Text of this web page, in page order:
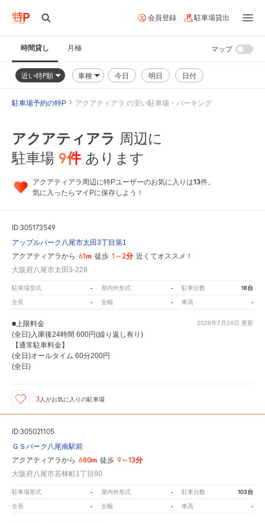
会員登録 駐車場貸出
時間貸し 月極
近い特P順 車種 今日 明日 日付
マップ
駐車場予約の特P アクアティアラ の安い駐車場・パーキング
アクアティアラ 周辺に
駐車場 9件 あります
アクアティアラ周辺に特Pユーザーのお気に入りは13件。
気に入ったらマイPに保存しよう！
ID:305173549
アップルパーク八尾市太田3丁目第1
アクアティアラから 61m 徒歩 1～2分 近くてオススメ！
大阪府八尾市太田3-228
駐車場形式 - 屋内外形式 - 駐車台数 18台
全長 - 全幅 - 車高 -
2026年7月24日 更新
■上限料金
(全日)入庫後24時間 600円(繰り返し有り)
【通常駐車料金】
(全日)オールタイム 60分200円
(全日)
3 人がお気に入りの駐車場
ID:305021105
ＧＳパーク八尾南駅前
アクアティアラから 680m 徒歩 9～13分
大阪府八尾市若林町1丁目80
駐車場形式 - 屋内外形式 - 駐車台数 103台
全長 - 全幅 - 車高 -